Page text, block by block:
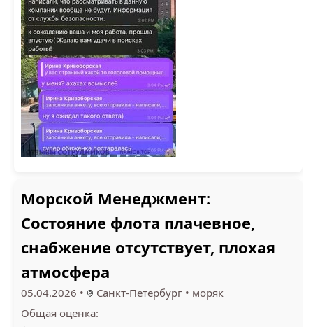
Морской Менеджмент:
Состояние флота плачевное,
снабжение отсутствует, плохая
атмосфера
05.04.2026 • Санкт-Петербург • моряк
Общая оценка: